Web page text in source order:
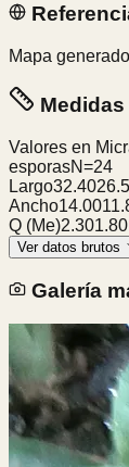
Mapa
Valores en
esporasN=24
Largo32.40
Ancho14.00
Q (Me)2.301.80
Ver datos brutos
Galería